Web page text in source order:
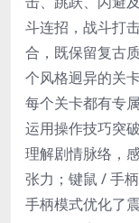
斗连招，战斗打
合，既保留复古
个风格迥异的关
每个关卡都有专
运用操作技巧突
理解剧情脉络，
张力；键鼠 / 手
手柄模式优化了